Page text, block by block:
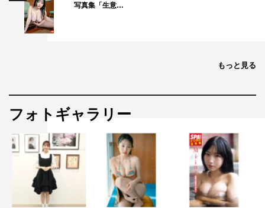
写真集「生意…
もっと見る
フォトギャラリー